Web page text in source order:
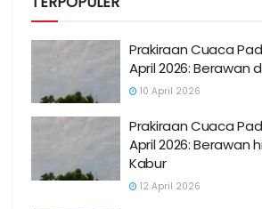
Prakiraan Cuaca
April 2026: Berawan
10 April 2026
Prakiraan Cuaca
April 2026: Berawan
Kabur
12 April 2026